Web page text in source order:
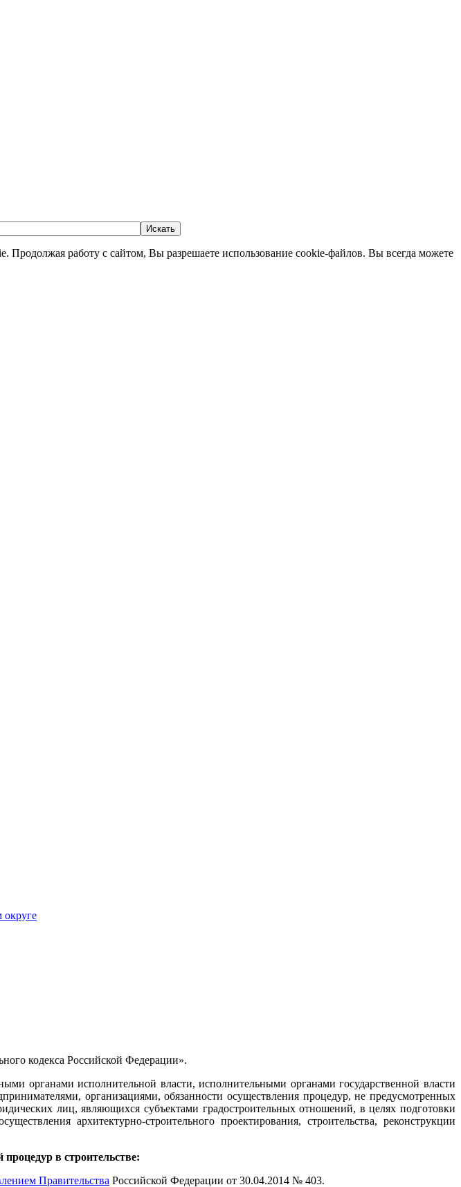
Искать
Продолжая работу с сайтом, Вы разрешаете использование cookie-файлов. Вы всегда можете
кодекса Российской Федерации».
органами исполнительной власти, исполнительными органами государственной власти
организациями, обязанности осуществления процедур, не предусмотренных
лиц, являющихся субъектами градостроительных отношений, в целях подготовки
архитектурно-строительного проектирования, строительства, реконструкции
в строительстве:
Правительства Российской Федерации от 30.04.2014 № 403.